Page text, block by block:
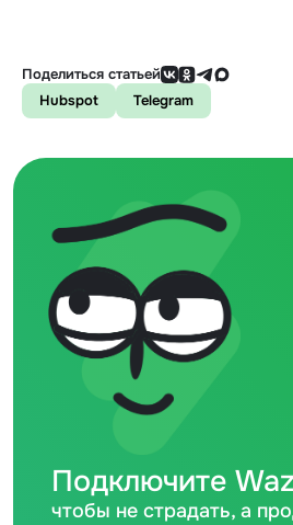
Поделиться статьей
Hubspot
Telegram
Подключите
чтобы не страдать, а